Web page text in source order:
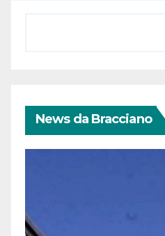
News da Bracciano